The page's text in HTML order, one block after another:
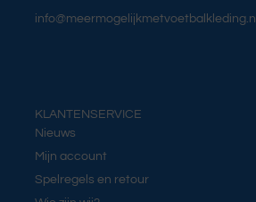
info@meermogelijkmetvoetbalkleding.nl
KLANTENSERVICE
Nieuws
Mijn account
Spelregels en retour